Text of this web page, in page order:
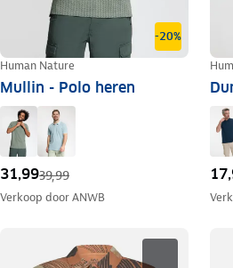
-20%
Human Nature
Mullin - Polo heren
31,9939,99
Verkoop doorANWB